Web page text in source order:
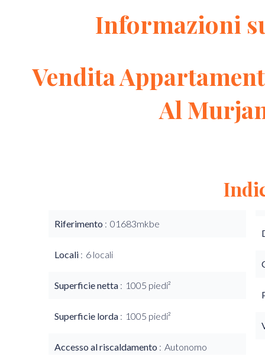
Informazioni
Vendita
Al
Riferimento 01683mkbe
Locali 6 locali
Superficie netta 1005 piedi²
Superficie lorda 1005 piedi²
Accesso al riscaldamento Autonomo